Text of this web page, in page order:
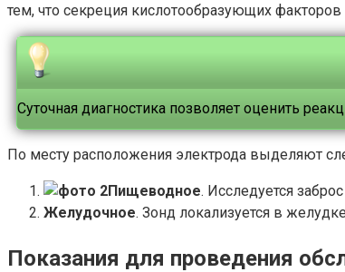
тем, что секреция кислотообразующих
Суточная диагностика позволяет оценить
По месту расположения электрода выделяют
Пищеводное. Исследуется
Желудочное. Зонд локализуется в
Показания для проведения